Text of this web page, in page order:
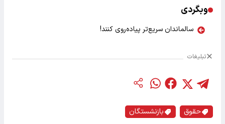
وبگردی
سالماندان سریع‌تر پیاده‌روی کنند!
تبلیغات
حقوق بازنشستگان